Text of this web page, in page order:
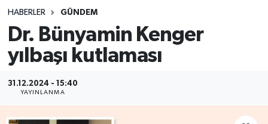
HABERLER GÜNDEM
Dr. Bünyamin Kenger
yılbaşı kutlaması
31.12.2024 - 15:40
YAYINLANMA